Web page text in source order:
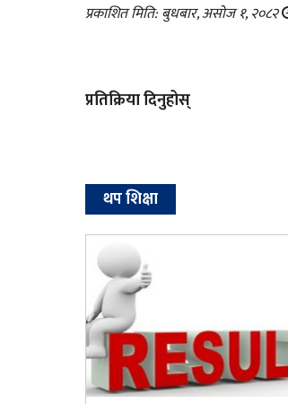
प्रकाशित मिति: बुधबार, असोज १, २०८२
प्रतिक्रिया दिनुहोस्
थप शिक्षा